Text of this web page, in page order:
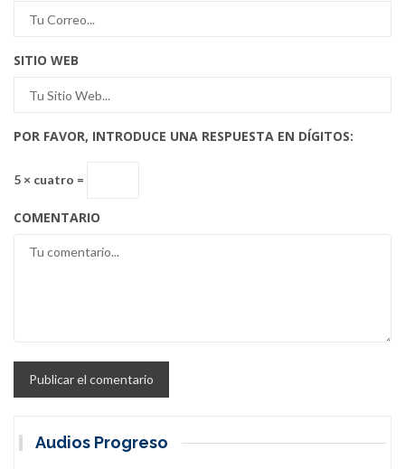
SITIO WEB
POR FAVOR, INTRODUCE UNA RESPUESTA EN DÍGITOS:
5 × cuatro =
COMENTARIO
Audios Progreso